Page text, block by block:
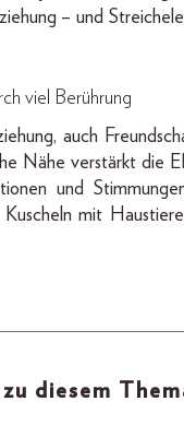
– und
viel Berührung
auch
Nähe verstärkt die
und
mit
diesem